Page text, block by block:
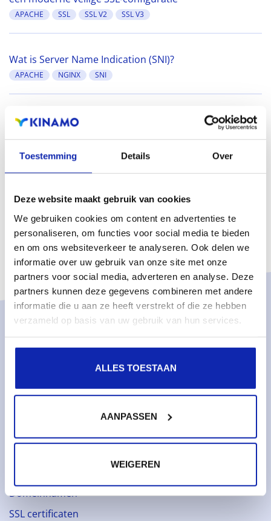
Toestemming Details Over
Deze website maakt gebruik van cookies
We gebruiken cookies om content en advertenties te
personaliseren, om functies voor social media te bieden
en om ons websiteverkeer te analyseren. Ook delen we
informatie over uw gebruik van onze site met onze
partners voor social media, adverteren en analyse. Deze
partners kunnen deze gegevens combineren met andere
informatie die u aan ze heeft verstrekt of die ze hebben
verzameld op basis van uw gebruik van hun services.
ALLES TOESTAAN
AANPASSEN
WEIGEREN
APACHE SSL SSL V2 SSL V3
Wat is Server Name Indication (SNI)?
APACHE NGINX SNI
OpenSSL - SSL certificaataanvraag (CSR) genereren
Oplossingen
Monitoring & metrics
Cloudopslag
Domeinnamen
SSL certificaten